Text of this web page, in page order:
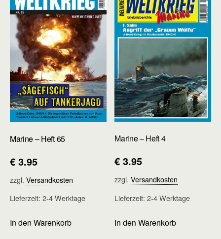
Marine – Heft 65
€ 3.95
zzgl. Versandkosten
Lieferzeit: 2-4 Werktage
In den Warenkorb
Marine – Heft 4
€ 3.95
zzgl.Versandkosten
Lieferzeit:2-4 Werktage
In den Warenkorb